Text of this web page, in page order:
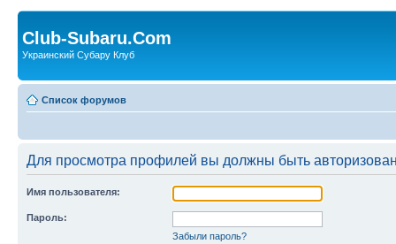
Club-Subaru.Com
Украинский Субару Клуб
Список форумов
Для просмотра профилей вы должны быть
Имя пользователя:
Пароль:
Забыли пароль?